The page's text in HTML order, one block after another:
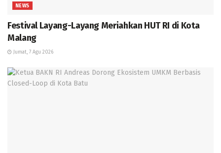
NEWS
Festival Layang-Layang Meriahkan HUT RI di Kota
Malang
Jumat, 7 Agu 2026